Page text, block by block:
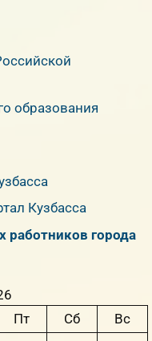
образования
Кузбасса
работников города
Пт Сб
Вс